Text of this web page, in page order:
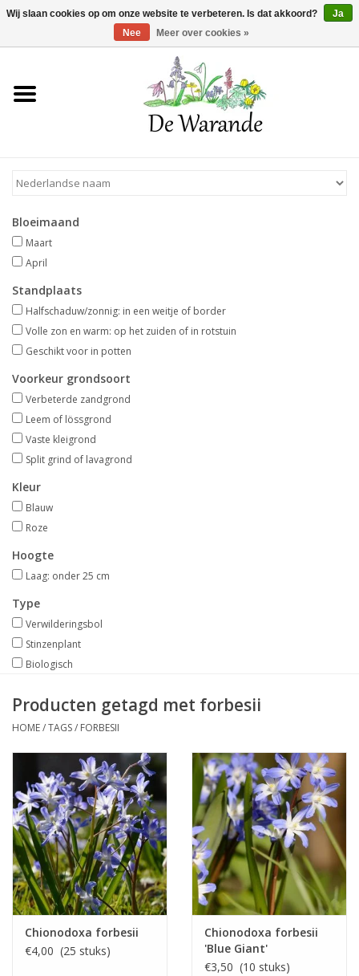
Winkelwagen >0 Artikelen - €0,00
Home
Voorjaarsbloeiers
Zomerbloeiers
Herfstbloeiers
Schaduwplanten
Aanbiedingen
Bodemverbetering
Overige producten
Advies
Onze tuinen!
Sterke Bollen Dagen
Nieuws
Bloeimaand
Maart
April
Standplaats
Halfschaduw/zonnig: in een weitje of border
Volle zon en warm: op het zuiden of in rotstuin
Geschikt voor in potten
Voorkeur grondsoort
Verbeterde zandgrond
Leem of lössgrond
Vaste kleigrond
Split grind of lavagrond
Kleur
Blauw
Roze
Hoogte
Laag: onder 25 cm
Type
Verwilderingsbol
Stinzenplant
Biologisch
Producten getagd met forbesii
HOME/TAGS/ FORBESII
Chionodoxa forbesii
€4,00 (25 stuks)
Chionodoxa forbesii
'Blue Giant'
€3,50 (10 stuks)
Wij slaan cookies op om onze website te verbeteren. Is dat akkoord?
Ja
Nee
Meer over cookies »